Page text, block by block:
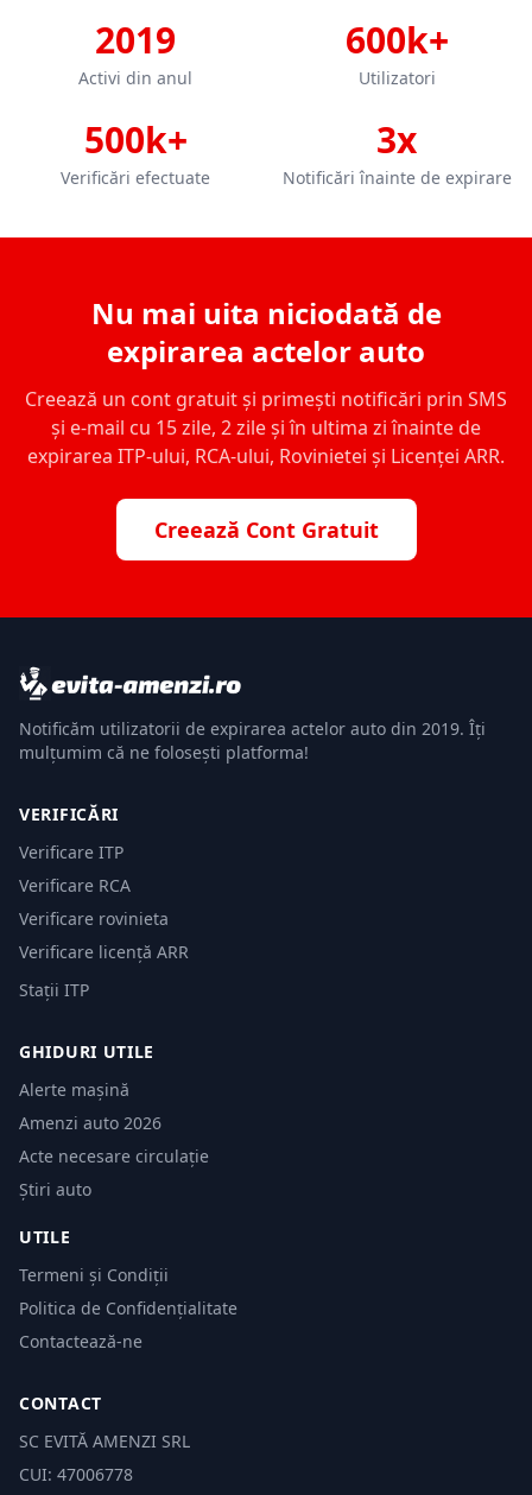
2019
Activi din anul
600k+
Utilizatori
500k+
Verificări efectuate
3x
Notificări înainte de expirare
Nu mai uita niciodată de
expirarea actelor auto
Creează un cont gratuit și primești notificări prin SMS
și e-mail cu 15 zile, 2 zile și în ultima zi înainte de
expirarea ITP-ului, RCA-ului, Rovinietei și Licenței ARR.
Creează Cont Gratuit
Notificăm utilizatorii de expirarea actelor auto din 2019. Îți
mulțumim că ne folosești platforma!
VERIFICĂRI
Verificare ITP
Verificare RCA
Verificare rovinieta
Verificare licență ARR
Stații ITP
GHIDURI UTILE
Alerte mașină
Amenzi auto 2026
Acte necesare circulație
Știri auto
UTILE
Termeni și Condiții
Politica de Confidențialitate
Contactează-ne
CONTACT
SC EVITĂ AMENZI SRL
CUI: 47006778